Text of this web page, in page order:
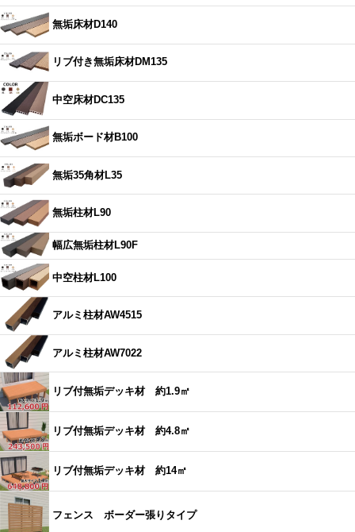
無垢床材D140
リブ付き無垢床材DM135
中空床材DC135
無垢ボード材B100
無垢35角材L35
無垢柱材L90
幅広無垢柱材L90F
中空柱材L100
アルミ柱材AW4515
アルミ柱材AW7022
リブ付無垢デッキ材 約1.9㎡
リブ付無垢デッキ材 約4.8㎡
リブ付無垢デッキ材 約14㎡
フェンス ボーダー張りタイプ